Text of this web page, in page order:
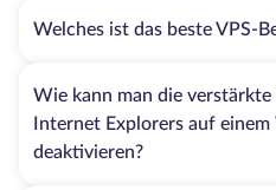
Welches ist das beste VPS-
Wie kann man die verstärkte
Internet Explorers auf
deaktivieren?